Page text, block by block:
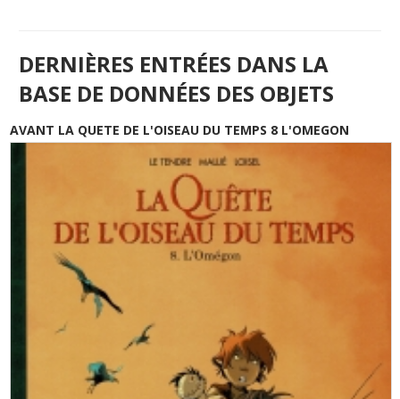
DERNIÈRES ENTRÉES DANS LA
BASE DE DONNÉES DES OBJETS
AVANT LA QUETE DE L'OISEAU DU TEMPS 8 L'OMEGON